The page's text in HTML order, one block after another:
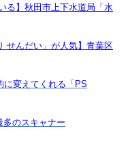
る】秋田市上下水道局「水
せんだい」が人気】青葉区
に変えてくれる「PS
多のスキャナー